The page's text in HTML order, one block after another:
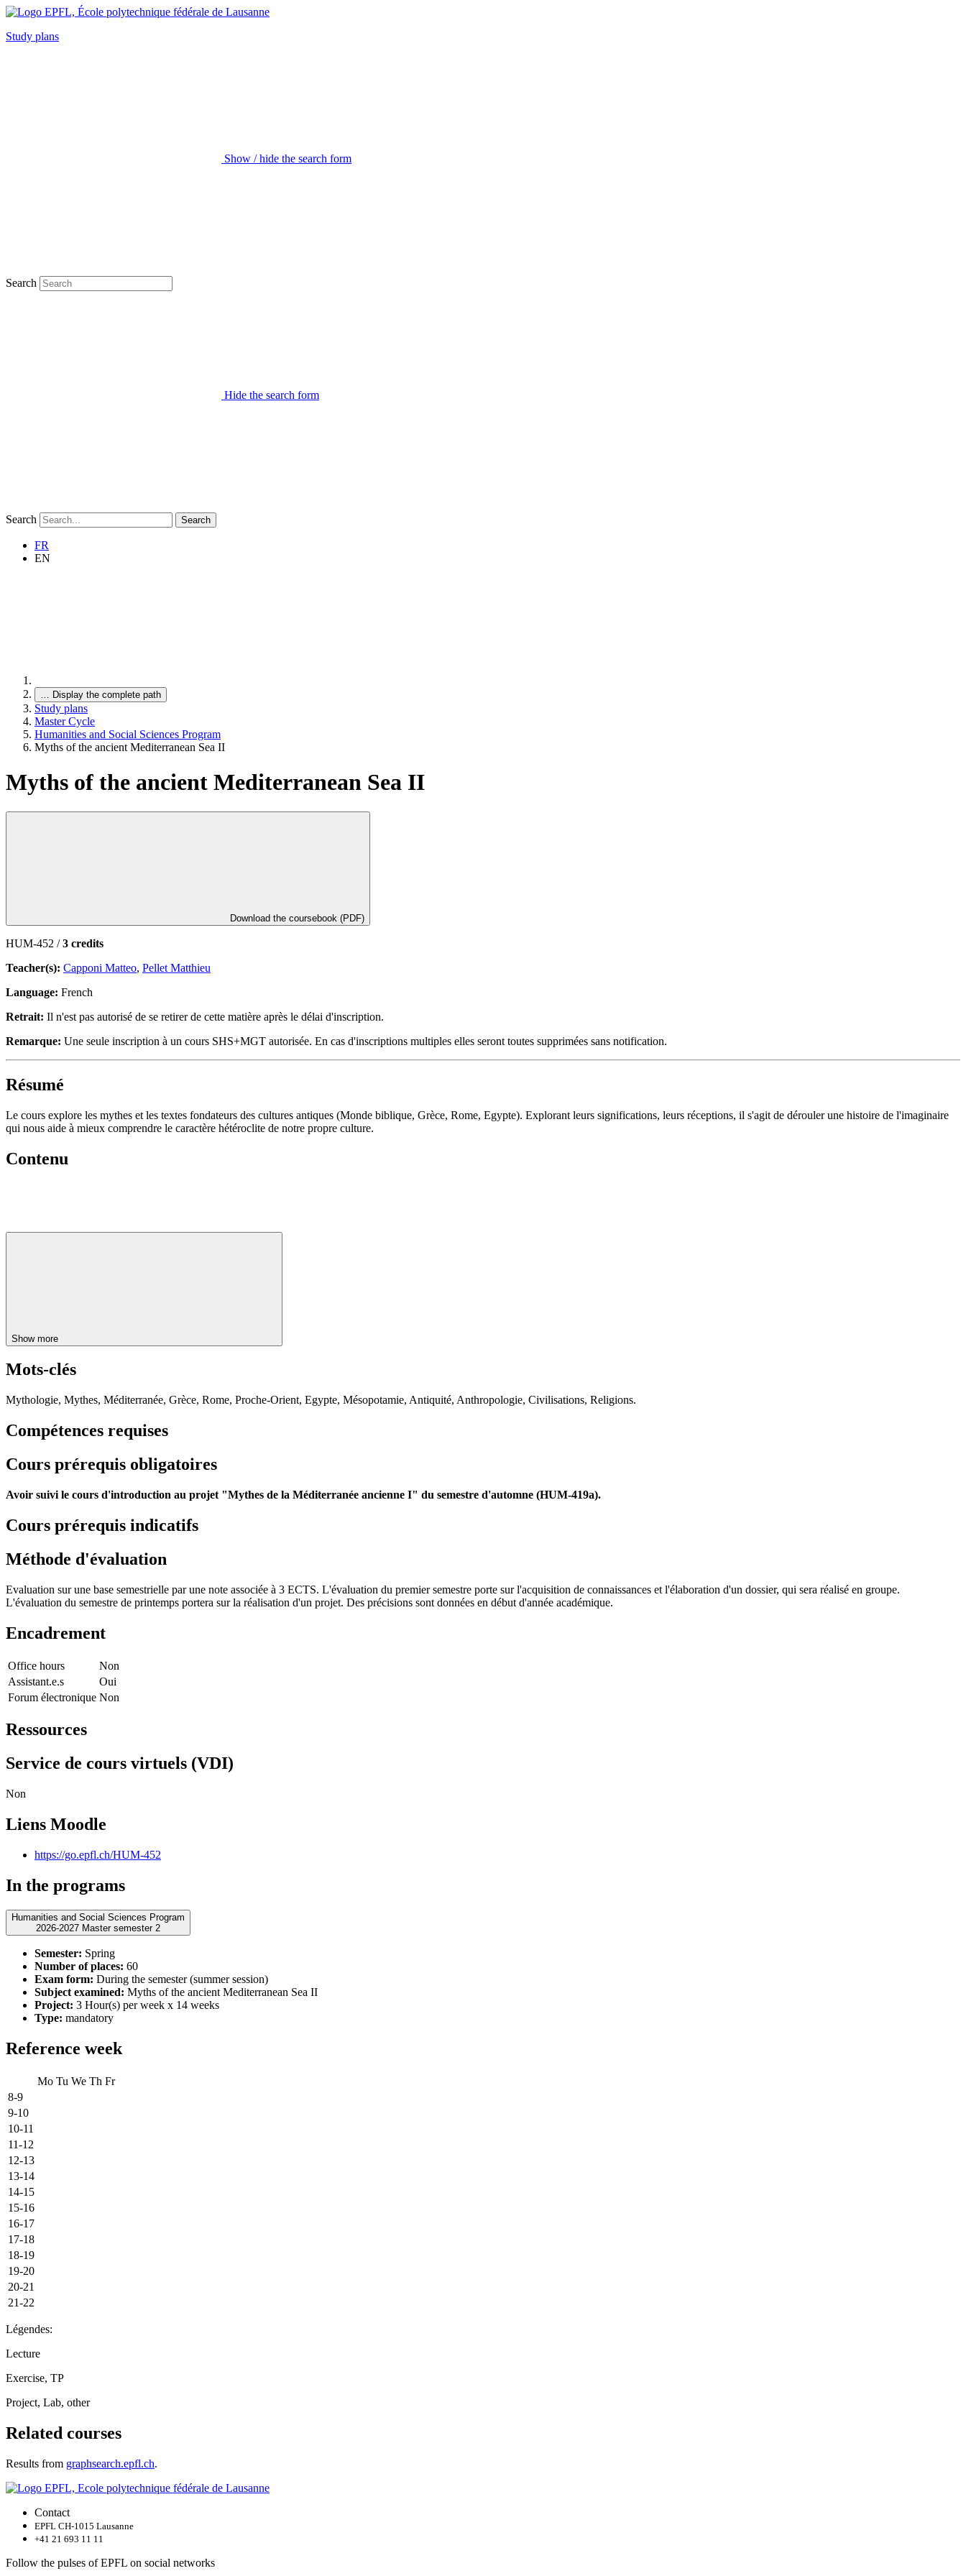
Study plans
Show / hide the search form
Search
Hide the search form
Search Search
FR
EN
… Display the complete path
Study plans
Master Cycle
Humanities and Social Sciences Program
Myths of the ancient Mediterranean Sea II
Myths of the ancient Mediterranean Sea II
Download the coursebook (PDF)
HUM-452 /3 credits
Teacher(s): Capponi Matteo, Pellet Matthieu
Language: French
Retrait: Il n'est pas autorisé de se retirer de cette matière après le délai d'inscription.
Remarque: Une seule inscription à un cours SHS+MGT autorisée. En cas d'inscriptions multiples elles seront toutes supprimées sans notification.
Résumé
Le cours explore les mythes et les textes fondateurs des cultures antiques (Monde biblique, Grèce, Rome, Egypte). Explorant leurs significations, leurs réceptions, il s'agit de dérouler une histoire de l'imaginaire
qui nous aide à mieux comprendre le caractère hétéroclite de notre propre culture.
Contenu
Show more
Mots-clés
Mythologie, Mythes, Méditerranée, Grèce, Rome, Proche-Orient, Egypte, Mésopotamie, Antiquité, Anthropologie, Civilisations, Religions.
Compétences requises
Cours prérequis obligatoires
Avoir suivi le cours d'introduction au projet "Mythes de la Méditerranée ancienne I" du semestre d'automne (HUM-419a).
Cours prérequis indicatifs
Méthode d'évaluation
Evaluation sur une base semestrielle par une note associée à 3 ECTS. L'évaluation du premier semestre porte sur l'acquisition de connaissances et l'élaboration d'un dossier, qui sera réalisé en groupe.
L'évaluation du semestre de printemps portera sur la réalisation d'un projet. Des précisions sont données en début d'année académique.
Encadrement
Office hours
Non
Assistant.e.s
Oui
Forum électronique Non
Ressources
Service de cours virtuels (VDI)
Non
Liens Moodle
https://go.epfl.ch/HUM-452
In the programs
Humanities and Social Sciences Program
2026-2027 Master semester 2
Semester: Spring
Number of places: 60
Exam form: During the semester (summer session)
Subject examined: Myths of the ancient Mediterranean Sea II
Project: 3 Hour(s) per week x 14 weeks
Type: mandatory
Reference week
Mo Tu We Th Fr
8-9
9-10
10-11
11-12
12-13
13-14
14-15
15-16
16-17
17-18
18-19
19-20
20-21
21-22
Légendes:
Lecture
Exercise, TP
Project, Lab, other
Related courses
Results from graphsearch.epfl.ch.
Contact
EPFL CH-1015 Lausanne
+41 21 693 11 11
Follow the pulses of EPFL on social networks